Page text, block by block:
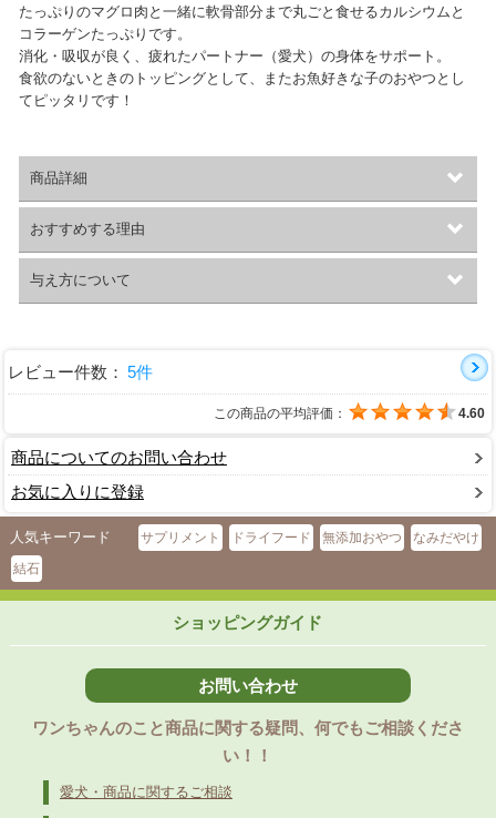
たっぷりのマグロ肉と一緒に軟骨部分まで丸ごと食せるカルシウムと
コラーゲンたっぷりです。
消化・吸収が良く、疲れたパートナー（愛犬）の身体をサポート。
食欲のないときのトッピングとして、またお魚好きな子のおやつとし
てピッタリです！
商品詳細
おすすめする理由
与え方について
レビュー件数： 5件
この商品の平均評価： 4.60
商品についてのお問い合わせ
お気に入りに登録
人気キーワード サプリメント ドライフード 無添加おやつ
なみだやけ
結石
ショッピングガイド
お問い合わせ
ワンちゃんのこと商品に関する疑問、何でもご相談くださ
い！！
愛犬・商品に関するご相談